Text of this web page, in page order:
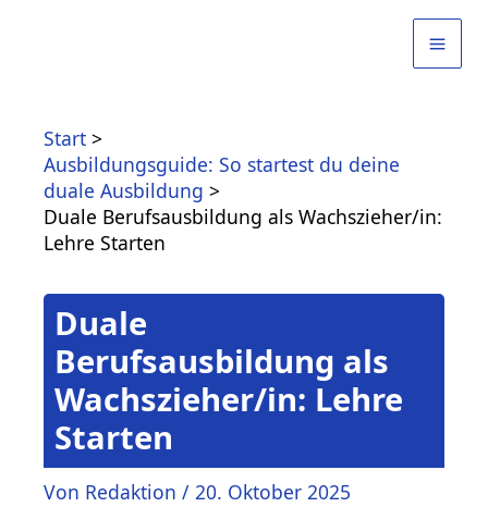
Start
Ausbildungsguide: So startest du deine
duale Ausbildung
Duale Berufsausbildung als Wachszieher/in:
Lehre Starten
Duale
Berufsausbildung als
Wachszieher/in: Lehre
Starten
Von Redaktion / 20. Oktober 2025